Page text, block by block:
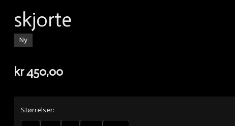
skjorte
Ny
kr 450,00
Størrelser: